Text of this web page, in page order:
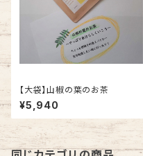
【大袋】山椒の葉のお茶
¥5,940